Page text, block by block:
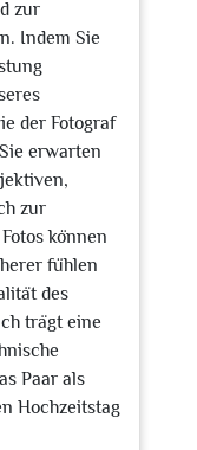
zur
Indem Sie
der Fotograf
erwarten
zur
können
fühlen
des
trägt eine
Paar als
Hochzeitstag